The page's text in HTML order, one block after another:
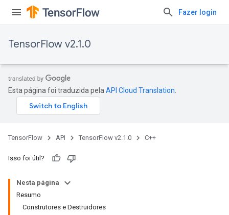
Fazer login
TensorFlow v2.1.0
Esta página foi traduzida pela API Cloud Translation
TensorFlow API TensorFlow v2.1.0 C++
Isso foi útil?
Nesta página
Resumo
Construtores e Destruidores